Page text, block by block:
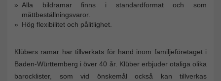
Alla bildramar finns i standardformat och som
måttbeställningsvaror.
Hög flexibilitet och pålitlighet.
Klübers ramar har tillverkats för hand inom familjeföretaget i
Baden-Württemberg i över 40 år. Klüber erbjuder otaliga olika
barocklister, som vid önskemål också kan tillverkas